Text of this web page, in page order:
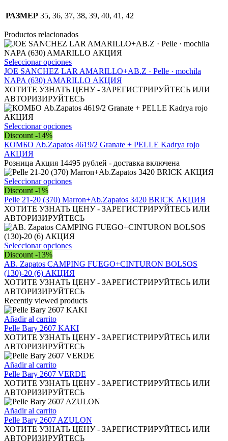
421
morado
АКЦИЯ
💥
cantidad
РАЗМЕР 35, 36, 37, 38, 39, 40, 41, 42
Productos relacionados
Seleccionar opcionesEste
producto
tiene
múltiples
variantes.
Las
se
elegir
la
página
de
JOE SANCHEZ LAR AMARILLO+AB.Z · Pelle · mochila
NAPA (630) AMARILLO АКЦИЯ
ХОТИТЕ УЗНАТЬ ЦЕНУ - ЗАРЕГИСТРИРУЙТЕСЬ ИЛИ
АВТОРИЗИРУЙТЕСЬ
Seleccionar opcionesEste
tiene
variantes.
Las
opciones
pueden
elegir
en
la
página
de
Discount -14%
КОМБО Ab.Zapatos 4619/2 Granate + PELLE Kadrya rojo
АКЦИЯ
Розница Акция 14495 рублей - доставка включена
Seleccionar opcionesEste
tiene
múltiples
variantes.
Las
opciones
se
elegir
en
la
página
de
producto
Discount -1%
Pelle 21-20 (370) Marron+Ab.Zapatos 3420 BRICK АКЦИЯ
ХОТИТЕ УЗНАТЬ ЦЕНУ - ЗАРЕГИСТРИРУЙТЕСЬ ИЛИ
АВТОРИЗИРУЙТЕСЬ
Seleccionar opcionesEste
tiene
múltiples
variantes.
Las
opciones
se
elegir
en
la
página
producto
Discount -13%
АВ. Zapatos CAMPING FUEGO+CINTURON BOLSOS
(130)-20 (6) АКЦИЯ
ХОТИТЕ УЗНАТЬ ЦЕНУ - ЗАРЕГИСТРИРУЙТЕСЬ ИЛИ
АВТОРИЗИРУЙТЕСЬ
Recently viewed products
Añadir al carrito
Pelle Bary 2607 KAKI
ХОТИТЕ УЗНАТЬ ЦЕНУ - ЗАРЕГИСТРИРУЙТЕСЬ ИЛИ
АВТОРИЗИРУЙТЕСЬ
Añadir al carrito
Pelle Bary 2607 VERDE
ХОТИТЕ УЗНАТЬ ЦЕНУ - ЗАРЕГИСТРИРУЙТЕСЬ ИЛИ
АВТОРИЗИРУЙТЕСЬ
Añadir al carrito
Pelle Bary 2607 AZULON
ХОТИТЕ УЗНАТЬ ЦЕНУ - ЗАРЕГИСТРИРУЙТЕСЬ ИЛИ
АВТОРИЗИРУЙТЕСЬ